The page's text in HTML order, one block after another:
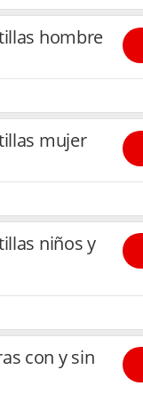
hombre
mujer
niños y
con y sin